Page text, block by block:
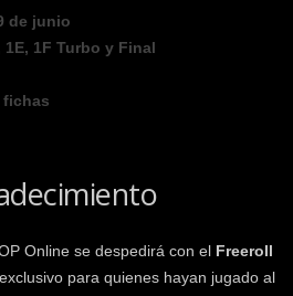
de junio
1E, 1F Turbo y Final
fichas
Online se despedirá con el Freeroll
para quienes hayan jugado al